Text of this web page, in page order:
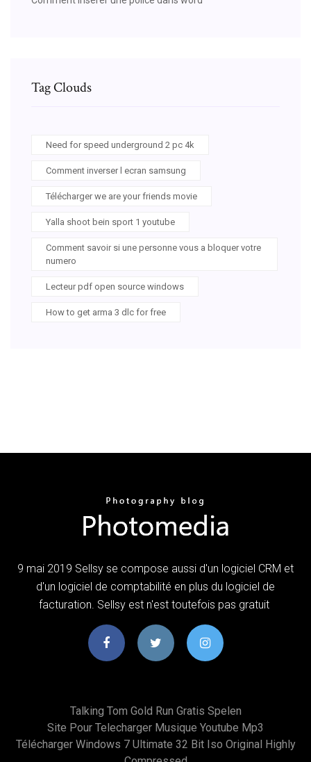
Tag Clouds
Need for speed underground 2 pc 4k
Comment inverser l ecran samsung
Télécharger we are your friends movie
Yalla shoot bein sport 1 youtube
Comment savoir si une personne vous a bloquer votre
numero
Lecteur pdf open source windows
How to get arma 3 dlc for free
9 mai 2019 Sellsy se compose aussi d'un logiciel CRM et
d'un logiciel de comptabilité en plus du logiciel de
facturation. Sellsy est n'est toutefois pas gratuit
Talking Tom Gold Run Gratis Spelen
Site Pour Telecharger Musique Youtube Mp3
Télécharger Windows 7 Ultimate 32 Bit Iso Original Highly